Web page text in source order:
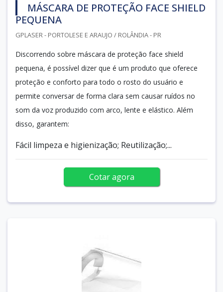
MÁSCARA DE PROTEÇÃO FACE SHIELD
PEQUENA
GPLASER - PORTOLESE E ARAUJO / ROLÂNDIA - PR
Discorrendo sobre máscara de proteção face shield
pequena, é possível dizer que é um produto que oferece
proteção e conforto para todo o rosto do usuário e
permite conversar de forma clara sem causar ruídos no
som da voz produzido com arco, lente e elástico. Além
disso, garantem:
Fácil limpeza e higienização; Reutilização;...
Cotar agora